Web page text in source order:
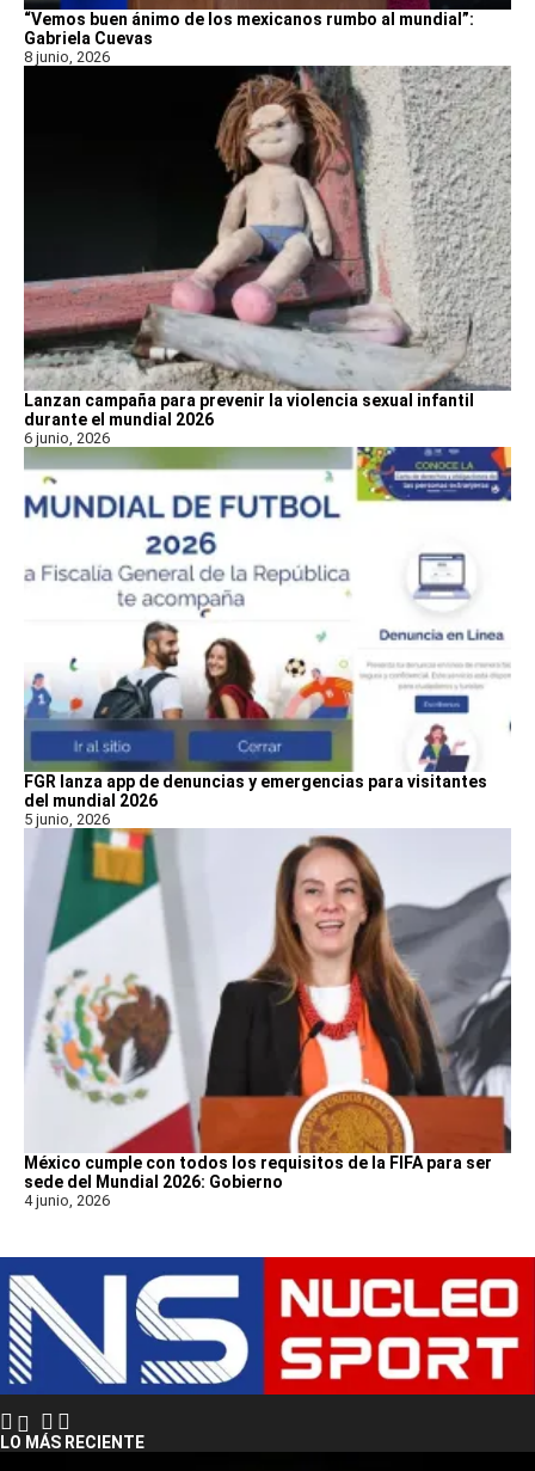
“Vemos buen ánimo de los mexicanos rumbo al mundial”:
Gabriela Cuevas
8 junio, 2026
Lanzan campaña para prevenir la violencia sexual infantil
durante el mundial 2026
6 junio, 2026
FGR lanza app de denuncias y emergencias para visitantes
del mundial 2026
5 junio, 2026
México cumple con todos los requisitos de la FIFA para ser
sede del Mundial 2026: Gobierno
4 junio, 2026
LO MÁS RECIENTE